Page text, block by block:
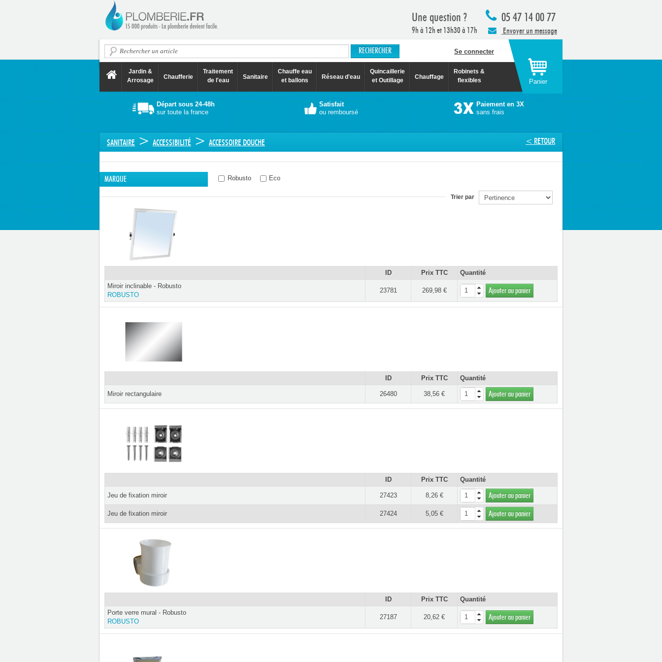
05 47 14 00 77
Envoyer un message
Une question ?
9h à 12h et 13h30 à 17h
Se connecter
Jardin &
Arrosage
Chaufferie
Traitement
de l'eau
Sanitaire
Chauffe eau
et ballons
Réseau d'eau
Quincaillerie
et Outillage
Chauffage
Robinets &
flexibles
Panier
Départ sous 24-48h
sur toute la france
Satisfait
ou remboursé
Paiement en 3X
sans frais
< RETOUR
SANITAIRE > ACCESSIBILITÉ > ACCESSOIRE DOUCHE
MARQUE Robusto Eco
Trier par
ID Prix TTC
Quantité
Miroir inclinable - Robusto
ROBUSTO
23781 269,98 € Ajouter au panier
ID Prix TTC Quantité
Miroir rectangulaire 26480 38,56 € Ajouter au panier
ID Prix TTC Quantité
Jeu de fixation miroir 27423 8,26 € Ajouter au panier
Jeu de fixation miroir 27424 5,05 € Ajouter au panier
ID Prix TTC
Quantité
Porte verre mural - Robusto
ROBUSTO
27187 20,62 € Ajouter au panier